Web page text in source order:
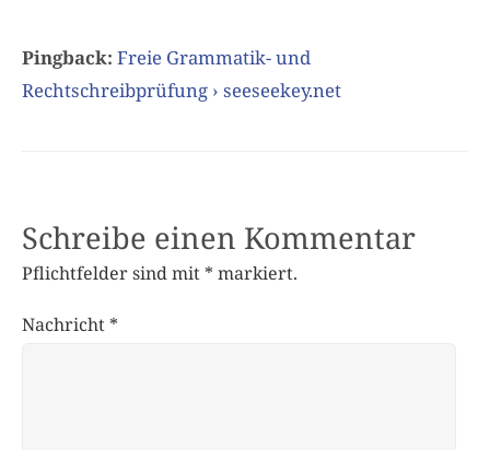
Pingback: Freie Grammatik- und
Rechtschreibprüfung › seeseekey.net
Schreibe einen Kommentar
Pflichtfelder sind mit * markiert.
Nachricht *